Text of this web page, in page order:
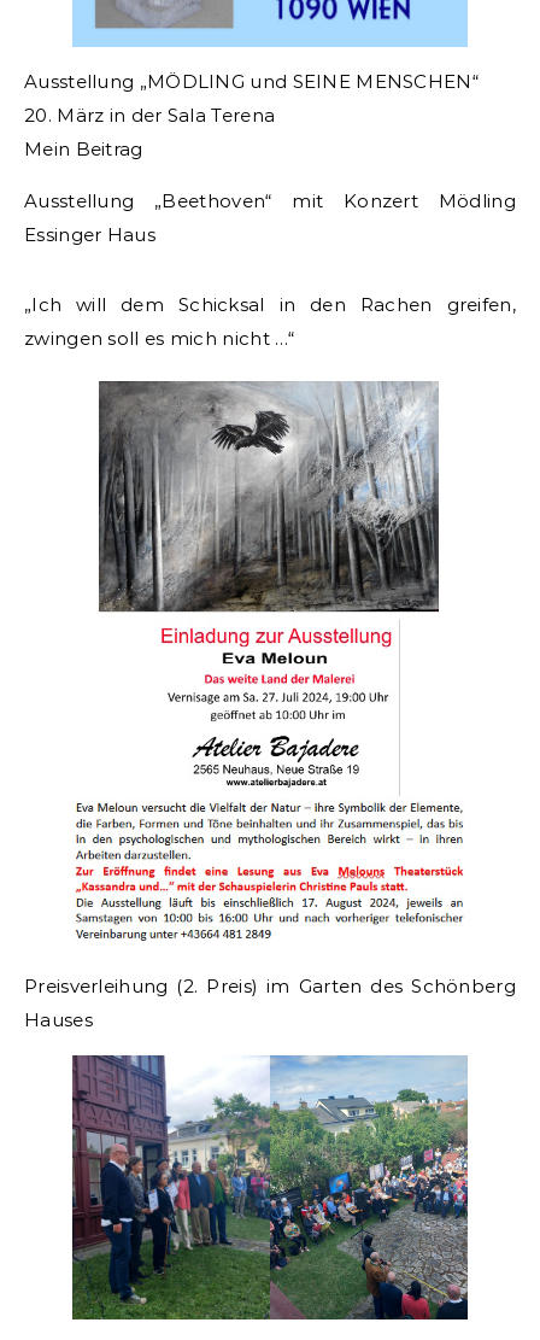
Ausstellung „MÖDLING und SEINE MENSCHEN“
20. März in der Sala Terena
Mein Beitrag
Ausstellung „Beethoven“ mit Konzert Mödling
Essinger Haus
„Ich will dem Schicksal in den Rachen greifen,
zwingen soll es mich nicht …“
Preisverleihung (2. Preis) im Garten des Schönberg
Hauses